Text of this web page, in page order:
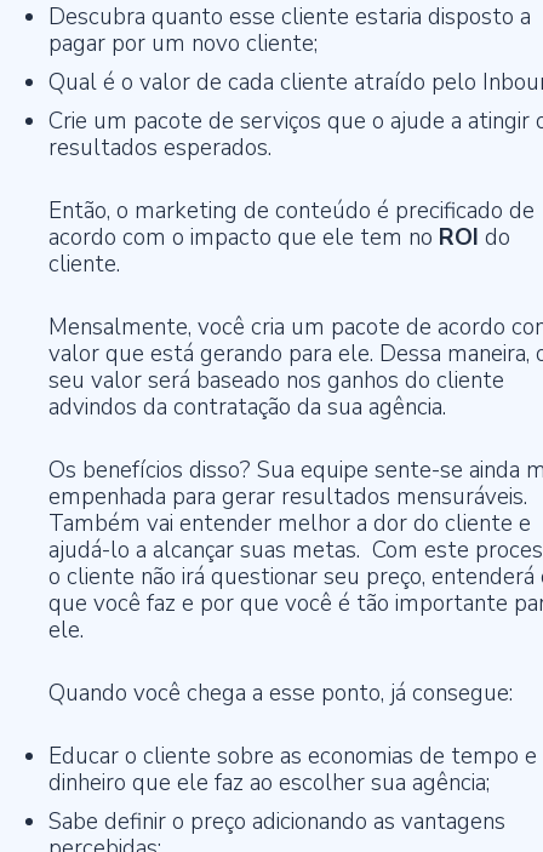
Descubra quanto esse cliente estaria disposto a
pagar por um novo cliente;
Qual é o valor de cada cliente atraído pelo
Crie um pacote de serviços que o ajude a atingir
resultados esperados.
Então, o marketing de conteúdo é precificado de
acordo com o impacto que ele tem no ROI do
cliente.
Mensalmente, você cria um pacote de acordo
valor que está gerando para ele. Dessa maneira,
seu valor será baseado nos ganhos do cliente
advindos da contratação da sua agência.
Os benefícios disso? Sua equipe sente-se ainda
empenhada para gerar resultados mensuráveis.
Também vai entender melhor a dor do cliente e
ajudá-lo a alcançar suas metas. Com este
o cliente não irá questionar seu preço, entenderá
que você faz e por que você é tão importante
ele.
Quando você chega a esse ponto, já consegue:
Educar o cliente sobre as economias de tempo e
dinheiro que ele faz ao escolher sua agência;
Sabe definir o preço adicionando as vantagens